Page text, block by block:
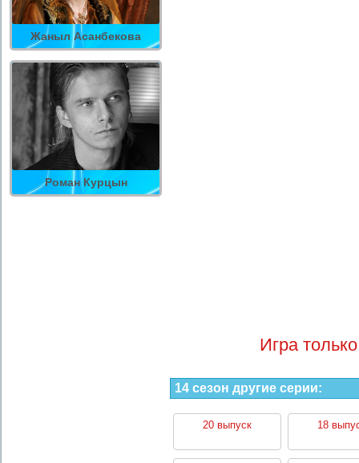
Жаныл Асанбекова
Роман Курцын
Игра
14 сезон другие серии:
20 выпуск 18